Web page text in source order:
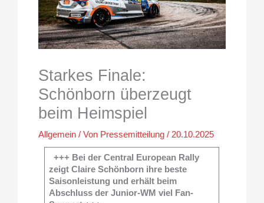
Starkes Finale:
Schönborn überzeugt
beim Heimspiel
Allgemein / Von Pressemitteilung/ 20.10.2025
+++ Bei der Central European Rally
zeigt Claire Schönborn ihre beste
Saisonleistung und erhält beim
Abschluss der Junior-WM viel Fan-